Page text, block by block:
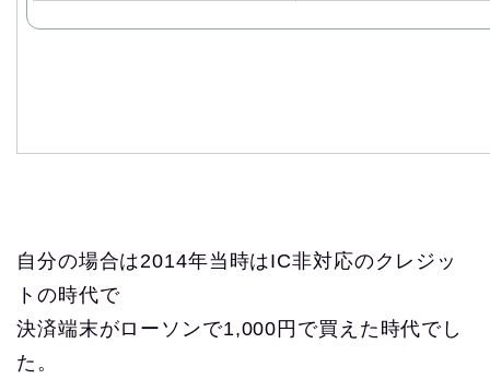
自分の場合は2014年当時はIC非対応のクレジッ
トの時代で
決済端末がローソンで1,000円で買えた時代でし
た。